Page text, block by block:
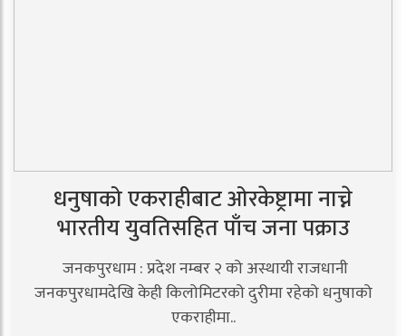
धनुषाको एकराहीबाट ओरकेष्ट्रामा नाच्ने
भारतीय युवतिसहित पाँच जना पक्राउ
जनकपुरधाम : प्रदेश नम्बर २ को अस्थायी राजधानी
जनकपुरधामदेखि केही किलोमिटरको दुरीमा रहेको धनुषाको
एकराहीमा..